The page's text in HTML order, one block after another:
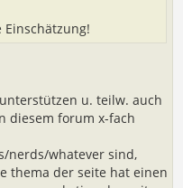
u. teilw. auch
diesem forum x-fach
nerds/whatever sind,
thema der seite hat einen